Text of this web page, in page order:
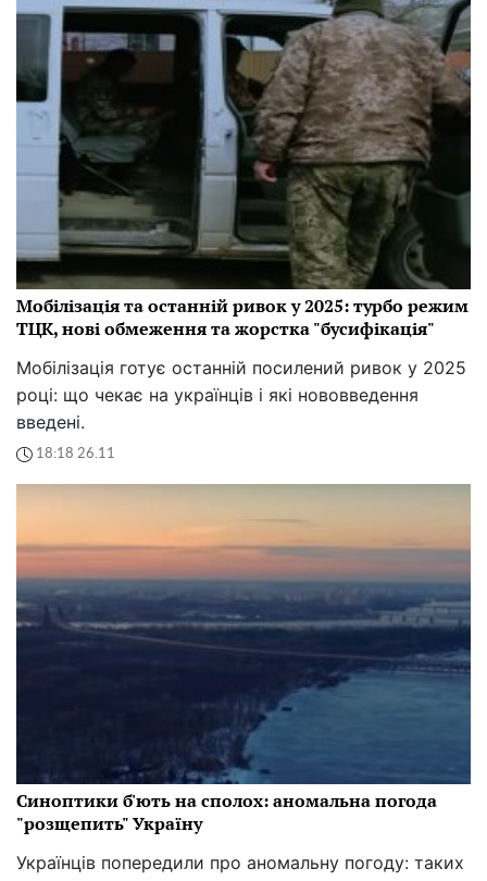
Мобілізація та останній ривок у 2025: турбо режим
ТЦК, нові обмеження та жорстка "бусифікація"
Мобілізація готує останній посилений ривок у 2025
році: що чекає на українців і які нововведення
введені.
18:18 26.11
Синоптики б'ють на сполох: аномальна погода
"розщепить" Україну
Українців попередили про аномальну погоду: таких